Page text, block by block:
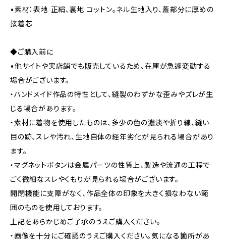
•素材：表地 正絹、裏地 コットン。ネル生地入り、蓋部分に厚めの
接着芯
◆ご購入前に
•他サイトや実店舗でも販売しているため、在庫が急遽変動する
場合がございます。
・ハンドメイド作品の特性として、縫製のわずかな歪みやズレが生
じる場合があります。
・素材に着物を使用したものは、多少の色の濃淡や折り線、縫い
目の跡、スレや汚れ、生地自体の経年劣化が見られる場合があり
ます。
・マグネットボタンは金属パーツの性質上、製造や流通の工程で
ごく微細なスレやくもりが見られる場合がございます。
開閉機能に支障がなく、作品全体の印象を大きく損なわない範
囲のものを使用しております。
上記をあらかじめご了承のうえご購入ください。
・画像を十分にご確認のうえご購入ください。気になる箇所があ